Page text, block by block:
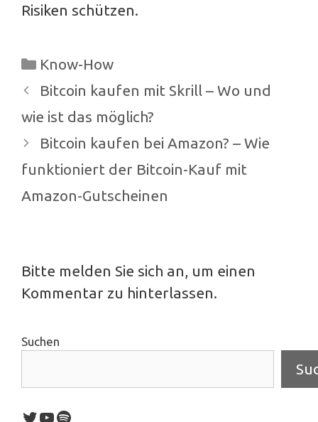
Risiken schützen.
Kategorien
Know-How
Beitrags-
Navigation
Bitcoin kaufen mit Skrill – Wo und
wie ist das möglich?
Bitcoin kaufen bei Amazon? – Wie
funktioniert der Bitcoin-Kauf mit
Amazon-Gutscheinen
Bitte melden Sie sich an, um einen
Kommentar zu hinterlassen.
Suchen
Twitter
YouTube
Spotify